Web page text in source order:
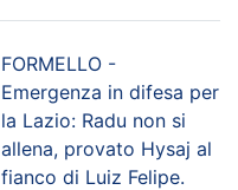
FORMELLO -
Emergenza in difesa per
la Lazio: Radu non si
allena, provato Hysaj al
fianco di Luiz Felipe.